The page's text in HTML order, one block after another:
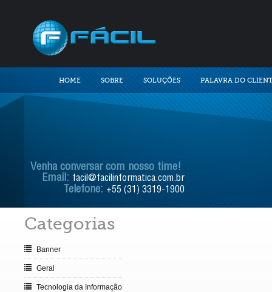
HOME SOBRE SOLUÇÕES PALAVRA DO
Venha conversar com nosso time!
Email: facil@facilinformatica.com.br
Telefone: +55 (31) 3319-1900
Categorias
Banner
Geral
Tecnologia da Informação